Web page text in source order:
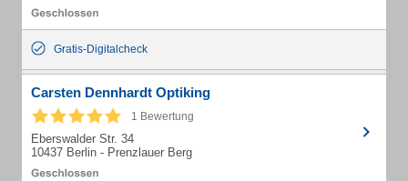
Gratis-Digitalcheck
Carsten Dennhardt Optiking
1 Bewertung
Eberswalder Str. 34
10437 Berlin - Prenzlauer Berg